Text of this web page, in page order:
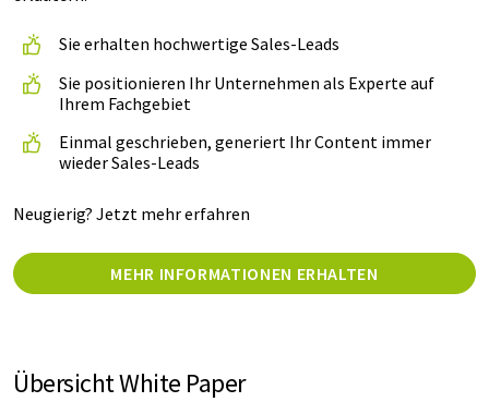
Sie erhalten hochwertige Sales-Leads
Sie positionieren Ihr Unternehmen als Experte auf
Ihrem Fachgebiet
Einmal geschrieben, generiert Ihr Content immer
wieder Sales-Leads
Neugierig? Jetzt mehr erfahren
MEHR INFORMATIONEN ERHALTEN
Übersicht White Paper